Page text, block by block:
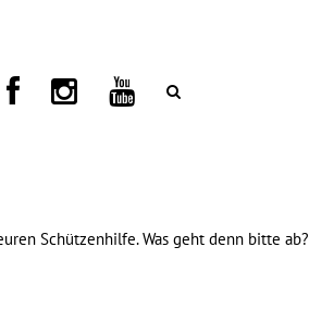
Schützenhilfe. Was geht denn bitte ab?